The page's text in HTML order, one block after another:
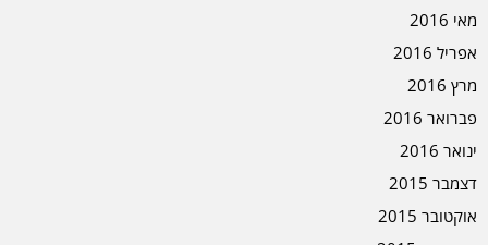
מאי 2016
אפריל 2016
מרץ 2016
פברואר 2016
ינואר 2016
דצמבר 2015
אוקטובר 2015